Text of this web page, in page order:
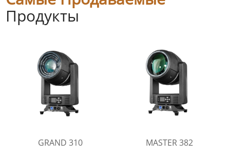
Продукты
GRAND 310 MASTER 382